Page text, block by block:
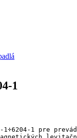
1
1÷6204-1 pre